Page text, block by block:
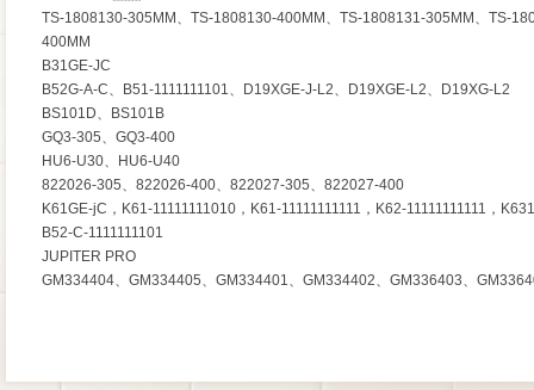
TS-1808130-305MM、TS-1808130-400MM、TS-1808131-305MM、TS-
400MM
B31GE-JC
B52G-A-C、B51-1111111101、D19XGE-J-L2、D19XGE-L2、D19XG-L2
BS101D、BS101B
GQ3-305、GQ3-400
HU6-U30、HU6-U40
822026-305、822026-400、822027-305、822027-400
K61GE-jC，K61-11111111010，K61-11111111111，K62-11111111111，
B52-C-1111111101
JUPITER PRO
GM334404、GM334405、GM334401、GM334402、GM336403、